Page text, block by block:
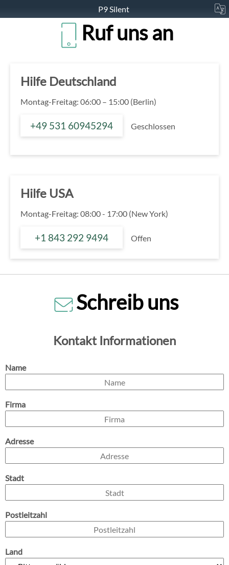
P9 Silent
Ruf uns an
Hilfe Deutschland
Montag-Freitag: 06:00 – 15:00 (Berlin)
+49 531 60945294 Geschlossen
Hilfe USA
Montag-Freitag: 08:00 - 17:00 (New York)
+1 843 292 9494 Offen
Schreib uns
Kontakt Informationen
Name
Firma
Adresse
Stadt
Postleitzahl
Land